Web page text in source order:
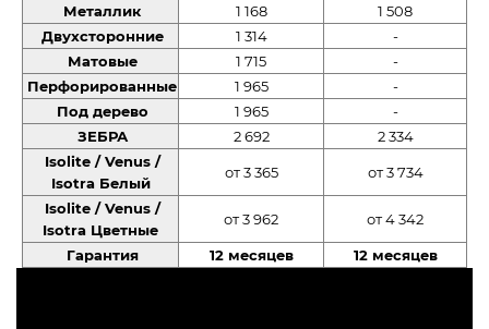
Металлик
1 168
1 508
Двухсторонние
1 314
-
Матовые
1 715
-
Перфорированные
1 965
-
Под дерево
1 965
-
ЗЕБРА
2 692
2 334
Isolite / Venus /
Isotra Белый
от 3 365 от 3 734
Isolite / Venus /
Isotra Цветные
от 3 962 от 4 342
Гарантия 12 месяцев 12 месяцев